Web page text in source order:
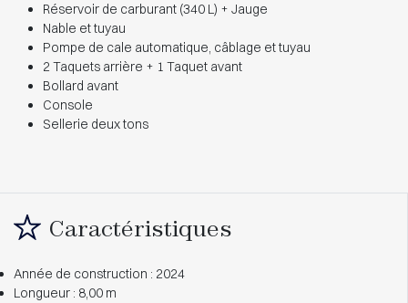
Réservoir de carburant (340 L) + Jauge
Nable et tuyau
Pompe de cale automatique, câblage et tuyau
2 Taquets arrière + 1 Taquet avant
Bollard avant
Console
Sellerie deux tons
Caractéristiques
Année de construction : 2024
Longueur : 8,00 m